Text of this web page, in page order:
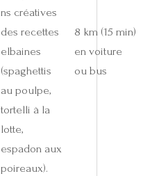
ns créatives
des recettes
elbaines
(spaghettis
au poulpe,
tortelli à la
lotte,
espadon aux
poireaux).
8 km (15 min)
en voiture
ou bus